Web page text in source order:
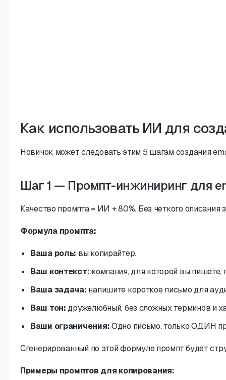
Как использовать ИИ для
Новичок может следовать этим 5 шагам создания
Шаг 1 — Промпт-инжиниринг для
Качество промпта = ИИ + 80%. Без четкого
Формула промпта:
Ваша роль: вы копирайтер.
Ваш контекст: компания, для которой вы пишете,
Ваша задача: напишите короткое письмо для
Ваш тон:дружелюбный, без сложных терминов и
Ваши ограничения:Одно письмо, только ОДИН
Сгенерированный по этой формуле промпт будет
Примеры промптов для копирования: